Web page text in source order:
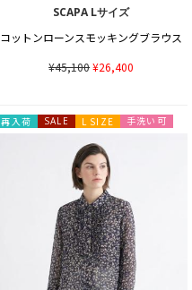
SCAPA Lサイズ
コットンローンスモッキングブラウス
¥45,100¥26,400
再入荷 SALE L SIZE 手洗い可